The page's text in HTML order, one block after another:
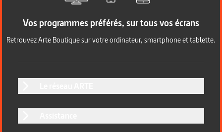
Vos programmes préférés, sur tous vos écrans
Retrouvez Arte Boutique sur votre ordinateur, smartphone et tablette.